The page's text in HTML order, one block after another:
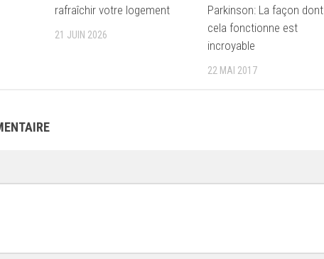
rafraîchir votre logement
21 JUIN 2026
Parkinson: La façon dont
cela fonctionne est
incroyable
22 MAI 2017